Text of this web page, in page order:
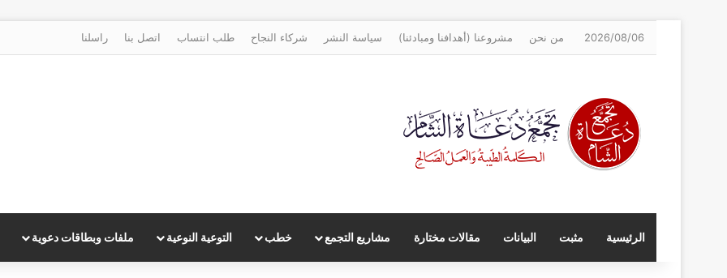
2026/08/06 من نحن مشروعنا (أهدافنا ومبادئنا) سياسة النشر شركاء النجاح طلب انتساب اتصل بنا راسلنا
الرئيسية مثبت البيانات مقالات مختارة مشاريع التجمع خطب التوعية النوعية ملفات وبطاقات دعوية